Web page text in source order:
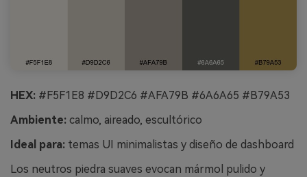
HEX: #F5F1E8 #D9D2C6 #AFA79B #6A6A65 #B79A53
Ambiente: calmo, aireado, escultórico
Ideal para: temas UI minimalistas y diseño de dashboard
Los neutros piedra suaves evocan mármol pulido y